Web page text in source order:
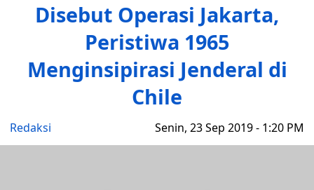
Disebut Operasi Jakarta,
Peristiwa 1965
Menginsipirasi Jenderal di
Chile
Redaksi Senin, 23 Sep 2019 - 1:20 PM